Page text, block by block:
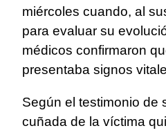
miércoles cuando, al
para evaluar su
médicos confirmaron
presentaba signos
Según el testimonio de
cuñada de la víctima